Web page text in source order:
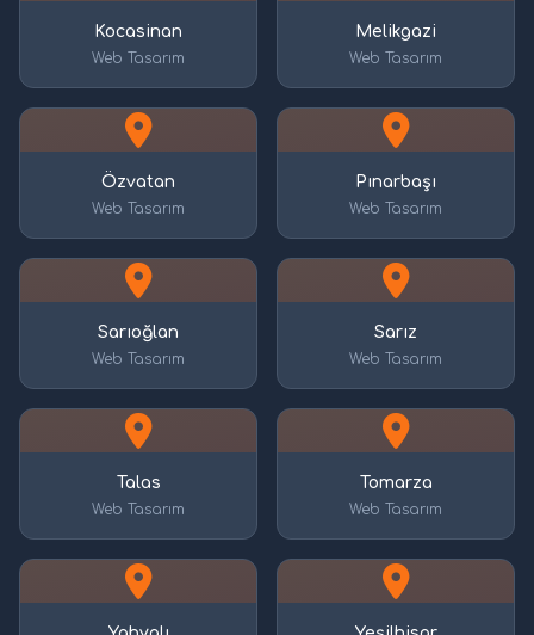
Kocasinan
Web Tasarım
Melikgazi
Web Tasarım
Özvatan
Web Tasarım
Pınarbaşı
Web Tasarım
Sarıoğlan
Web Tasarım
Sarız
Web Tasarım
Talas
Web Tasarım
Tomarza
Web Tasarım